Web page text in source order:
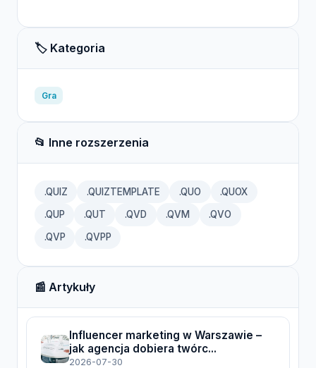
🏷️ Kategoria
Gra
📂 Inne rozszerzenia
.QUIZ .QUIZTEMPLATE .QUO .QUOX
.QUP .QUT .QVD .QVM .QVO
.QVP .QVPP
📰 Artykuły
Influencer marketing w Warszawie –
jak agencja dobiera twórc...
2026-07-30